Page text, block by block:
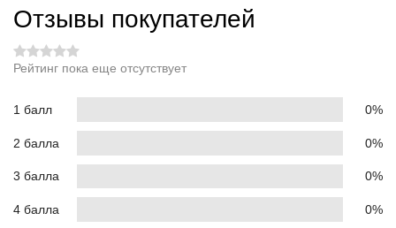
Отзывы покупателей
Рейтинг пока еще отсутствует
1 балл 0%
2 балла 0%
3 балла 0%
4 балла 0%